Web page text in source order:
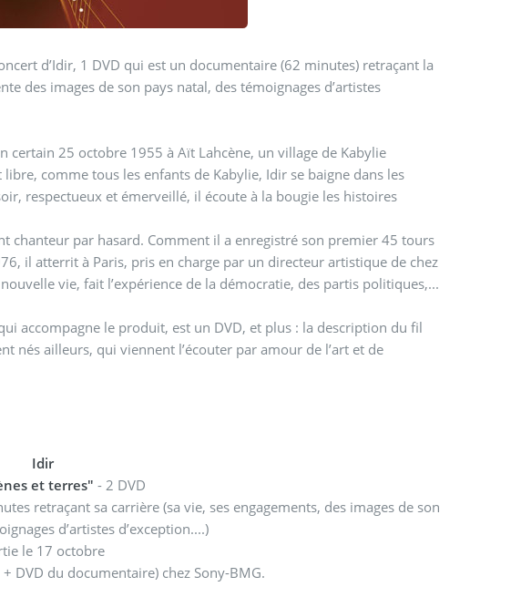
d’Idir, 1 DVD qui est un documentaire (62 minutes) retraçant la
des images de son pays natal, des témoignages d’artistes
25 octobre 1955 à Aït Lahcène, un village de Kabylie
tous les enfants de Kabylie, Idir se baigne dans les
respectueux et émerveillé, il écoute à la bougie les histoires
il a enregistré son premier 45 tours
il atterrit à Paris, pris en charge par un directeur artistique de chez
vie, fait l’expérience de la démocratie, des partis politiques,...
accompagne le produit, est un DVD, et plus : la description du fil
nés ailleurs, qui viennent l’écouter par amour de l’art et de
Idir
et terres" - 2 DVD
retraçant sa carrière (sa vie, ses engagements, des images de son
d’artistes d’exception....)
le 17 octobre
DVD du documentaire) chez Sony-BMG.